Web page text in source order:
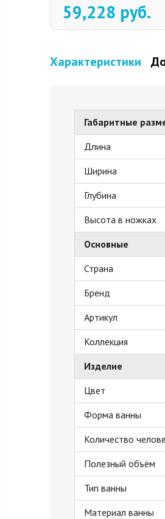
59,228 руб.
Характеристики
Габаритные
Длина
Ширина
Глубина
Высота в ножках
Основные
Страна
Бренд
Артикул
Коллекция
Изделие
Цвет
Форма ванны
Количество
Полезный объём
Тип ванны
Материал ванны